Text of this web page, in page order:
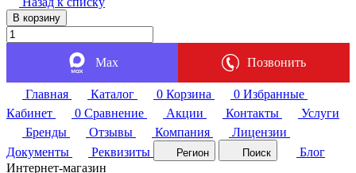
В корзину
Max Позвонить
Главная Каталог 0 Корзина 0 Избранные
Кабинет
0 Сравнение Акции Контакты
Услуги
Бренды
Отзывы Компания
Лицензии
Документы
Реквизиты Регион Поиск
Блог
Интернет-магазин